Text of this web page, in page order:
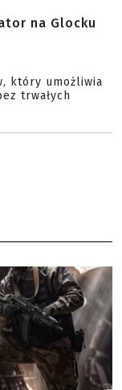
na Glocku
który umożliwia
trwałych